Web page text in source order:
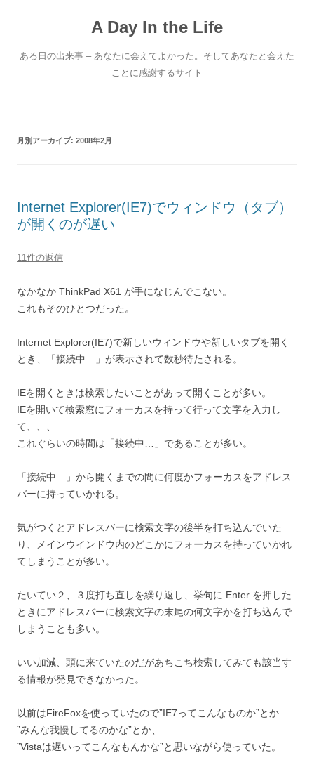
へ
ス
A Day In the Life
ある日の出来事 – あなたに会えてよかった。そしてあなたと会えた
ことに感謝するサイト
月別アーカイブ: 2008年2月
Internet Explorer(IE7)でウィンドウ（タブ）
が開くのが遅い
11件の返信
なかなか ThinkPad X61 が手になじんでこない。
これもそのひとつだった。
Internet Explorer(IE7)で新しいウィンドウや新しいタブを開く
とき、「接続中…」が表示されて数秒待たされる。
IEを開くときは検索したいことがあって開くことが多い。
IEを開いて検索窓にフォーカスを持って行って文字を入力し
て、、、
これぐらいの時間は「接続中…」であることが多い。
「接続中…」から開くまでの間に何度かフォーカスをアドレス
バーに持っていかれる。
気がつくとアドレスバーに検索文字の後半を打ち込んでいた
り、メインウインドウ内のどこかにフォーカスを持っていかれ
てしまうことが多い。
たいてい２、３度打ち直しを繰り返し、挙句に Enter を押した
ときにアドレスバーに検索文字の末尾の何文字かを打ち込んで
しまうことも多い。
いい加減、頭に来ていたのだがあちこち検索してみても該当す
る情報が発見できなかった。
以前はFireFoxを使っていたので”IE7ってこんなものか”とか
”みんな我慢してるのかな”とか、
”Vistaは遅いってこんなもんかな”と思いながら使っていた。